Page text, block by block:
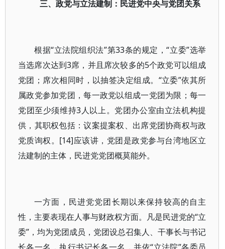
三、政党与立法建制：民进党中央与党团关系
根据“立法院组织法”第33条的规定，“立委”选举
当选席次达到3席，并且席次较多的5个政党可以组成
党团；席次相同时，以抽签决定组成。“立委”依其所
属政党参加党团，每一政党以组成一党团为限；每一
党团至少须维持3人以上。党团办公室由立法机构提
供，其职权包括：议案提案权、出席党团协商权与政
党质询权。[14]应该讲，党团是政党参与台湾地区立
法建制的主体，民进党党团概莫能外。
一方面，民进党党团长期以来保持较高的自主
性，主要表现在人事与财政权方面。凡是民进党的“立
委”，均为党团成员，党团设总召集人、干事长与书记